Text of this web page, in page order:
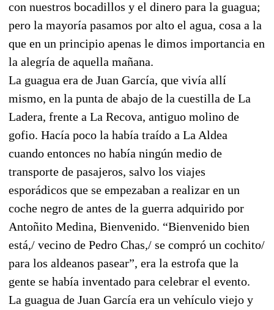
con nuestros bocadillos y el dinero para la guagua;
pero la mayoría pasamos por alto el agua, cosa a la
que en un principio apenas le dimos importancia en
la alegría de aquella mañana.
La guagua era de Juan García, que vivía allí
mismo, en la punta de abajo de la cuestilla de La
Ladera, frente a La Recova, antiguo molino de
gofio. Hacía poco la había traído a La Aldea
cuando entonces no había ningún medio de
transporte de pasajeros, salvo los viajes
esporádicos que se empezaban a realizar en un
coche negro de antes de la guerra adquirido por
Antoñito Medina, Bienvenido. “Bienvenido bien
está,/ vecino de Pedro Chas,/ se compró un cochito/
para los aldeanos pasear”, era la estrofa que la
gente se había inventado para celebrar el evento.
La guagua de Juan García era un vehículo viejo y